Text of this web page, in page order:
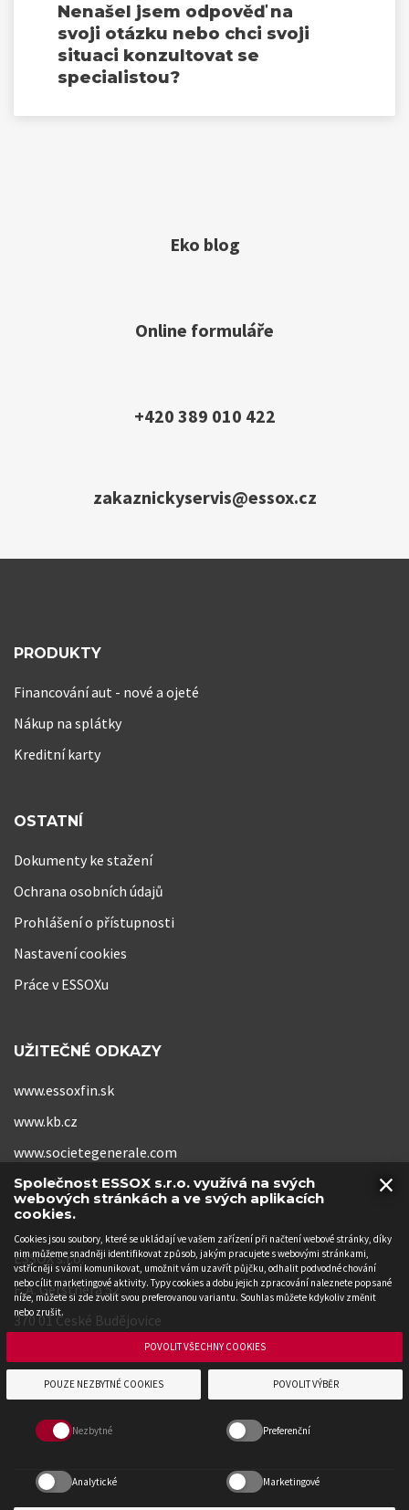
Nenašel jsem odpověď na
svoji otázku nebo chci svoji
situaci konzultovat se
specialistou?
Eko blog
Online formuláře
+420 389 010 422
zakaznickyservis@essox.cz
PRODUKTY
Financování aut - nové a ojeté
Nákup na splátky
Kreditní karty
OSTATNÍ
Dokumenty ke stažení
Ochrana osobních údajů
Prohlášení o přístupnosti
Nastavení cookies
Práce v ESSOXu
UŽITEČNÉ ODKAZY
www.essoxfin.sk
www.kb.cz
www.societegenerale.com
www.kb-pojistovna.cz
ESSOX s.r.o.
F. A. Gerstnera 52
370 01 České Budějovice
×
Společnost ESSOX s.r.o. využívá na svých
webových stránkách a ve svých aplikacích
cookies.
Cookies jsou soubory, které se ukládají ve vašem zařízení při načtení webové stránky, díky
nim můžeme snadněji identifikovat způsob, jakým pracujete s webovými stránkami,
vstřícněji s vámi komunikovat, umožnit vám uzavřít půjčku, odhalit podvodné chování
nebo cílit marketingové aktivity. Typy cookies a dobu jejich zpracování naleznete popsané
níže, můžete si zde zvolit svou preferovanou variantu. Souhlas můžete kdykoliv změnit
nebo zrušit.
POUZE NEZBYTNÉ COOKIES POVOLIT VÝBĚR
POVOLIT VŠECHNY COOKIES
Nezbytné Preferenční
Analytické Marketingové